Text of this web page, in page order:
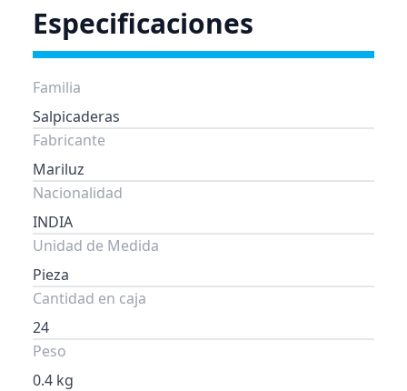
Especificaciones
Familia
Salpicaderas
Fabricante
Mariluz
Nacionalidad
INDIA
Unidad de Medida
Pieza
Cantidad en caja
24
Peso
0.4 kg